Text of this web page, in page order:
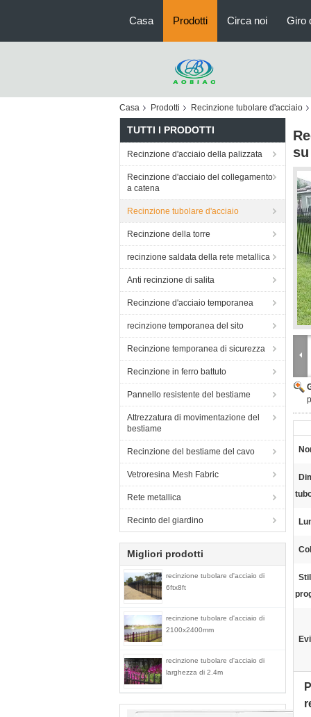
Casa Prodotti Circa noi Giro
Casa Prodotti Recinzione tubolare d'acciaio
TUTTI I PRODOTTI
Recinzione d'acciaio della palizzata
Recinzione d'acciaio del collegamento
a catena
Recinzione tubolare d'acciaio
Recinzione della torre
recinzione saldata della rete metallica
Anti recinzione di salita
Recinzione d'acciaio temporanea
recinzione temporanea del sito
Recinzione temporanea di sicurezza
Recinzione in ferro battuto
Pannello resistente del bestiame
Attrezzatura di movimentazione del
bestiame
Recinzione del bestiame del cavo
Vetroresina Mesh Fabric
Rete metallica
Recinto del giardino
Migliori prodotti
recinzione tubolare d'acciaio di
6ftx8ft
recinzione tubolare d'acciaio di
2100x2400mm
recinzione tubolare d'acciaio di
larghezza di 2.4m